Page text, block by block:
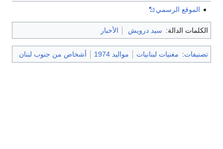
الموقع الرسمي
الكلمات الدالة: سيد درويش الأخبار
تصنيفات: مغنيات لبنانيات مواليد 1974 أشخاص من جنوب لبنان